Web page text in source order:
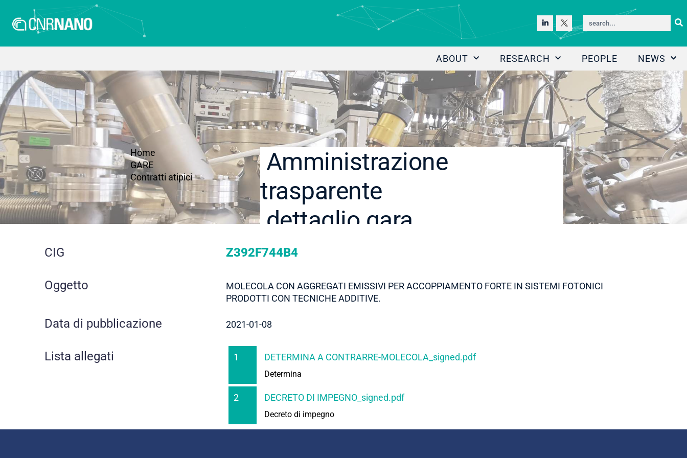
ABOUT RESEARCH PEOPLE NEWS
Home
GARE
Contratti atipici
Amministrazione
trasparente
dettaglio gara
CIG Z392F744B4
Oggetto
MOLECOLA CON AGGREGATI EMISSIVI PER ACCOPPIAMENTO FORTE IN SISTEMI FOTONICI
PRODOTTI CON TECNICHE ADDITIVE.
Data di pubblicazione 2021-01-08
Lista allegati 1 DETERMINA A CONTRARRE-MOLECOLA_signed.pdf
Determina
2 DECRETO DI IMPEGNO_signed.pdf
Decreto di impegno